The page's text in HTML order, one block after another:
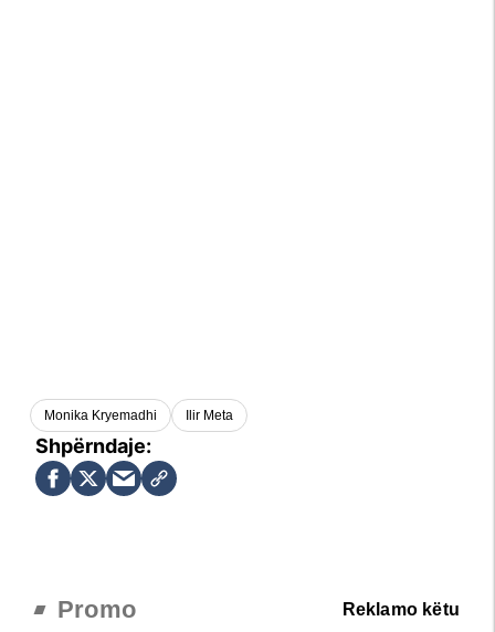
Monika Kryemadhi Ilir Meta
Promo Reklamo këtu